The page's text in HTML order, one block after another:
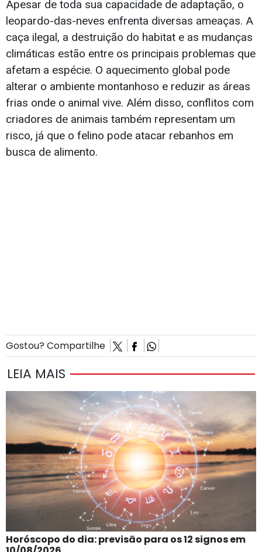
Apesar de toda sua capacidade de adaptação, o
leopardo-das-neves enfrenta diversas ameaças. A
caça ilegal, a destruição do habitat e as mudanças
climáticas estão entre os principais problemas que
afetam a espécie. O aquecimento global pode
alterar o ambiente montanhoso e reduzir as áreas
frias onde o animal vive. Além disso, conflitos com
criadores de animais também representam um
risco, já que o felino pode atacar rebanhos em
busca de alimento.
Gostou? Compartilhe
LEIA MAIS
Horóscopo do dia: previsão para os 12 signos em